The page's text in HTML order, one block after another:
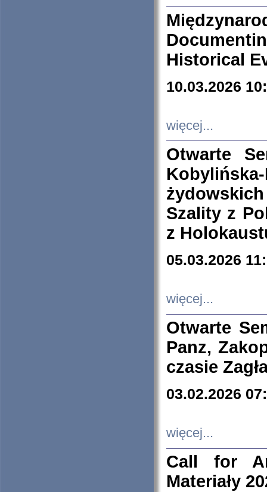
Historical
10.03.2026
więcej...
Otwarte
Szality z
z
05.03.2026
więcej...
Otwarte
Panz,
czasie
03.02.2026
więcej...
Call for
Materiały